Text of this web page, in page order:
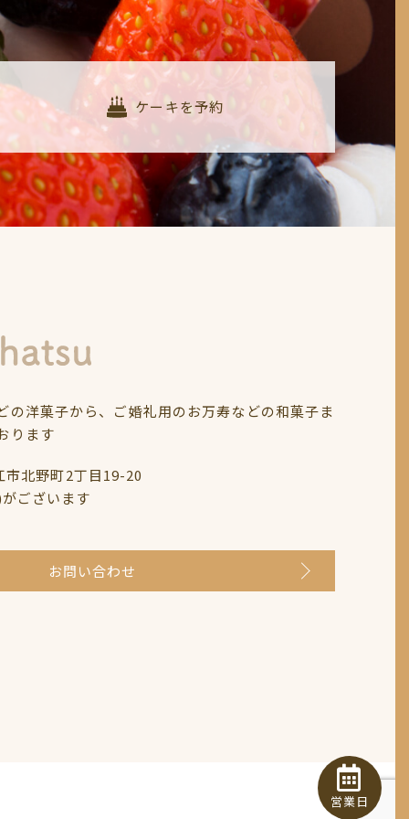
営業日
ケーキを予約
の洋菓子から、ご婚礼用のお万寿などの和菓子ま
ります
北野町2丁目19-20
ございます
お問い合わせ